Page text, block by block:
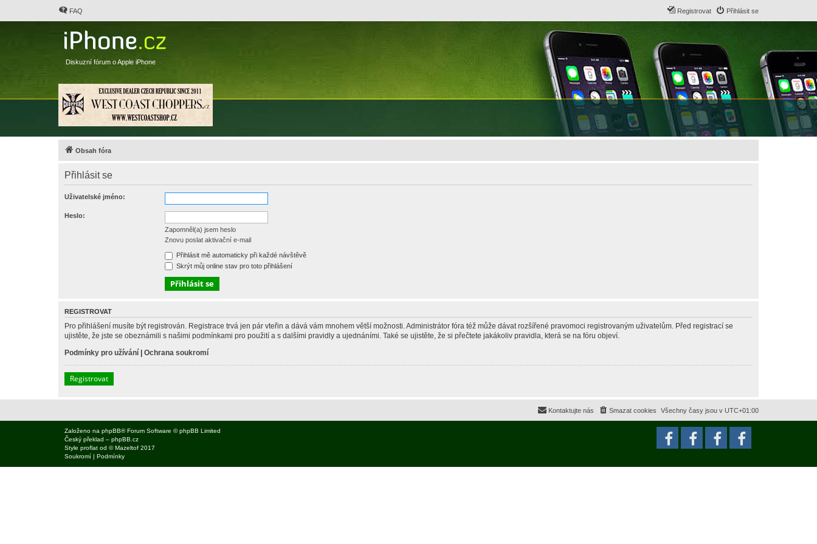
FAQ Přihlásit se
Registrovat
Diskuzní fórum o Apple iPhone
Obsah fóra
Přihlásit se
Uživatelské jméno:
Heslo:
Zapomněl(a) jsem heslo
Znovu poslat aktivační e-mail
Přihlásit mě automaticky při každé návštěvě
Skrýt můj online stav pro toto přihlášení
REGISTROVAT
Pro přihlášení musíte být registrován. Registrace trvá jen pár vteřin a dává vám mnohem větší možnosti. Administrátor fóra též může dávat rozšířené pravomoci registrovaným uživatelům. Před registrací se
ujistěte, že jste se obeznámili s našimi podmínkami pro použití a s dalšími pravidly a ujednáními. Také se ujistěte, že si přečtete jakákoliv pravidla, která se na fóru objeví.
Podmínky pro užívání | Ochrana soukromí
Registrovat
Všechny časy jsou v UTC+01:00
Smazat cookies
Kontaktujte nás
Založeno na phpBB® Forum Software © phpBB Limited
Český překlad – phpBB.cz
Style proflat od ©Mazeltof 2017
Soukromí | Podmínky